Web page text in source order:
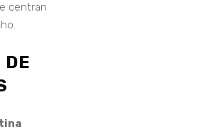
centran